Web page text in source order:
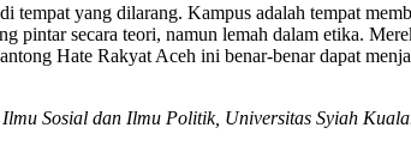
yang dilarang. Kampus adalah tempat
pintar secara teori, namun lemah dalam etika.
Hate Rakyat Aceh ini benar-benar dapat
Sosial dan Ilmu Politik, Universitas Syiah